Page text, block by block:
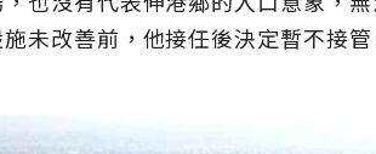
未改善前，他接任後決定暫不接管